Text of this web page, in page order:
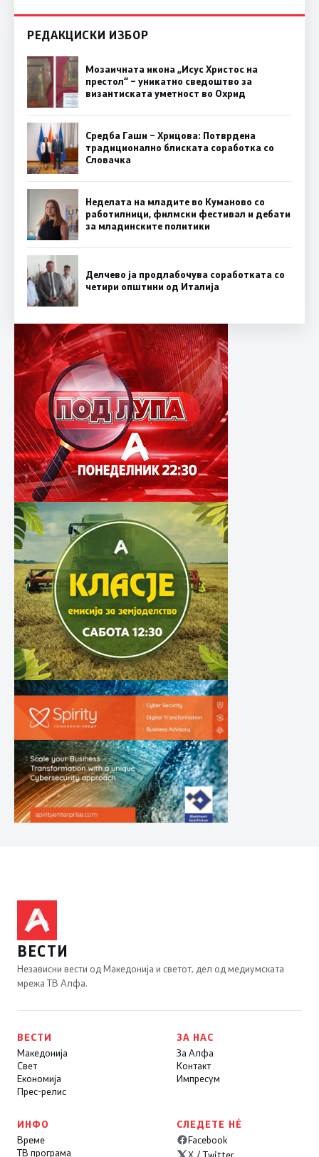
РЕДАКЦИСКИ ИЗБОР
Мозаичната икона „Исус Христос на
престол“ – уникатно сведоштво за
византиската уметност во Охрид
Средба Гаши – Хрицова: Потврдена
традиционално блиската соработка со
Словачка
Неделата на младите во Куманово со
работилници, филмски фестивал и дебати
за младинските политики
Делчево ја продлабочува соработката со
четири општини од Италија
ВЕСТИ
Независни вести од Македонија и светот, дел од медиумската
мрежа ТВ Алфа.
ВЕСТИ
Македонија
Свет
Економија
Прес-релис
ЗА НАС
За Алфа
Контакт
Импресум
ИНФО
Време
ТВ програма
СЛЕДЕТЕ НÉ
Facebook